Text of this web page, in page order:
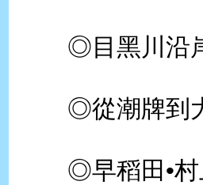
◎目黑川沿
◎從潮牌到大
◎早稻田•村